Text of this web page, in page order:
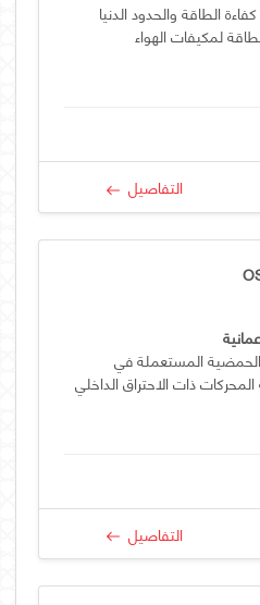
الطاقة والحدود الدنيا
لمكيفات الهواء
التفاصيل
المستعملة في
ذات الاحتراق الداخلي
التفاصيل